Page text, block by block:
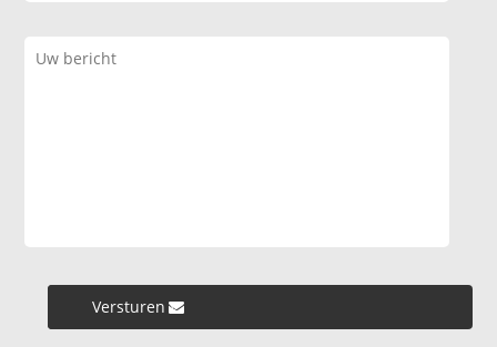
Versturen »